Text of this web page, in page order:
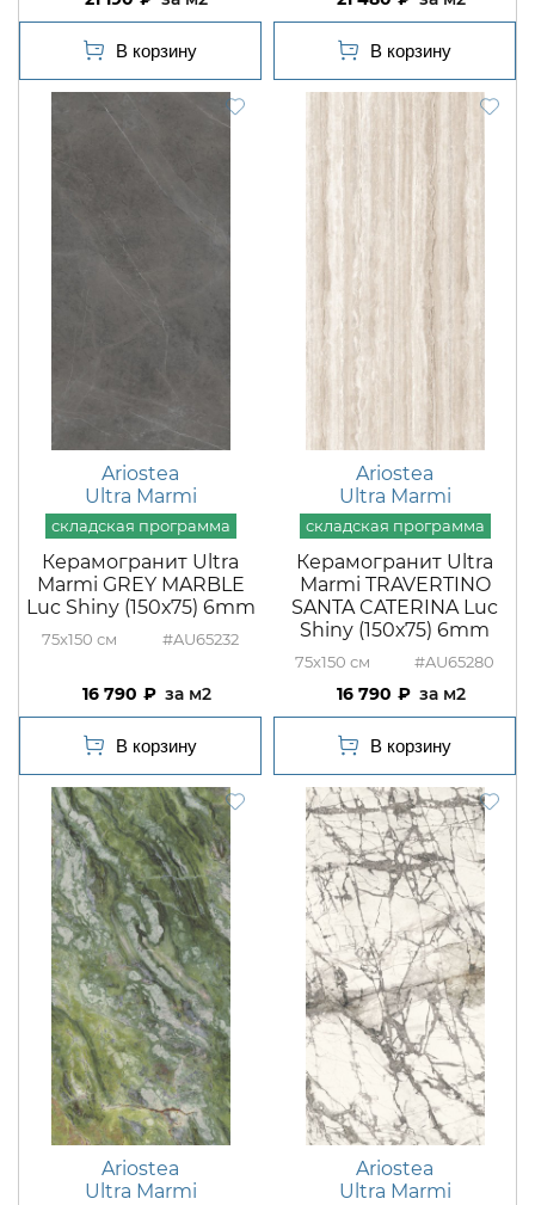
Ariostea
Ultra Marmi
Керамогранит Ultra
Marmi GREY MARBLE
Luc Shiny (150х75) 6mm
75x150 #AU65232
16 790 м2
Ariostea
Ultra Marmi
Керамогранит Ultra
Marmi TRAVERTINO
SANTA CATERINA Luc
Shiny (150х75) 6mm
75x150 #AU65280
16 790 м2
Ariostea
Ultra Marmi
Ariostea
Ultra Marmi